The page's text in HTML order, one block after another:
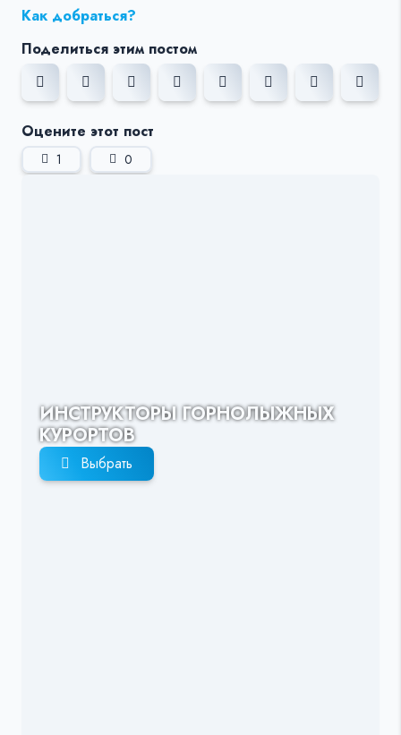
Как добраться?
Поделиться этим постом
Оцените этот пост
1 0
ИНСТРУКТОРЫ ГОРНОЛЫЖНЫХ
КУРОРТОВ
Выбрать